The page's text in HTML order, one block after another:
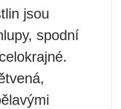
jsou
spodní